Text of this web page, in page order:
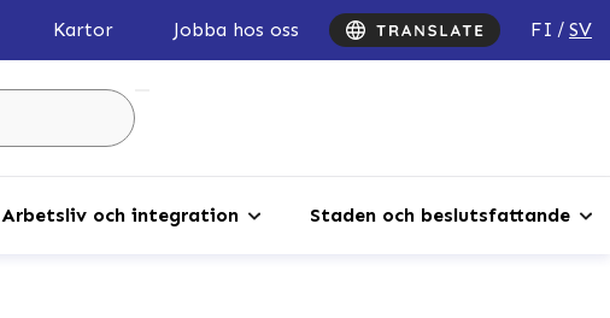
Kartor Jobba hos oss FI SV
Arbetsliv och integration Staden och beslutsfattande